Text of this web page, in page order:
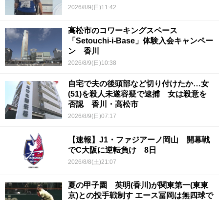
2026/8/9(日)11:42
高松市のコワーキングスペース
「Setouchi-i-Base」体験入会キャンペー
ン 香川
2026/8/9(日)10:38
自宅で夫の後頭部など切り付けたか…女
(51)を殺人未遂容疑で逮捕 女は殺意を
否認 香川・高松市
2026/8/9(日)07:17
【速報】J1・ファジアーノ岡山 開幕戦
でC大阪に逆転負け 8日
2026/8/8(土)21:07
夏の甲子園 英明(香川)が関東第一(東東
京)との投手戦制す エース冨岡は無四球で